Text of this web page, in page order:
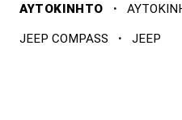
ΑΥΤΟΚΙΝΗΤΟ ·
JEEP COMPASS · JEEP